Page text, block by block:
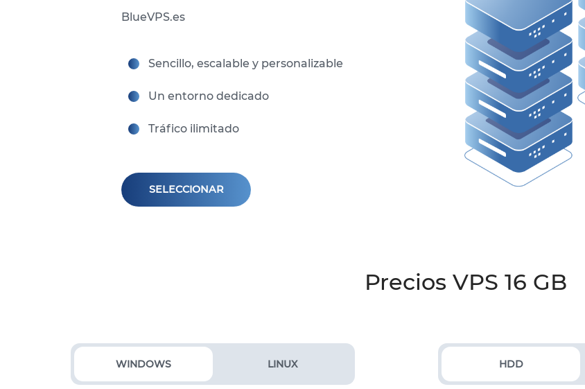
BlueVPS.es
Sencillo, escalable y personalizable
Un entorno dedicado
Tráfico ilimitado
SELECCIONAR
Precios VPS 16 GB
WINDOWS LINUX HDD